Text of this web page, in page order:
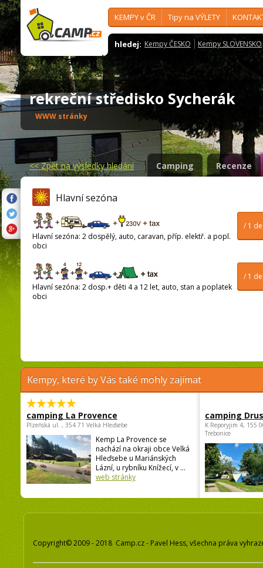
KEMPY v ČR Tipy na VÝLETY
hledej: Kempy ČESKO Kempy SLOVENSKO
rekreční středisko Sycherák
WWW stránky
<<Zpět na výsledky hledání Camping Recenze
Hlavní sezóna
/ 1
Hlavní sezóna: 2 dospělý, auto, caravan, příp. elektř. a popl.
obci
/ 1
Hlavní sezóna: 2 dosp.+ děti 4 a 12 let, auto, stan a poplatek
obci
Kempy, které by Vás také mohly zajímat
camping La Provence
Plzeňská ul. , 354 71 Velká Hleďsebe
Kemp La Provence se
nachází na okraji obce Velká
Hleďsebe u Mariánských
Lázní, u rybníku Knížecí, v ...
web stránky
camping
K Reporyjim 4, 155
Trebonice
Copyright© 2009 - 2018 Camp.cz - Pavel Hess, všechna práva